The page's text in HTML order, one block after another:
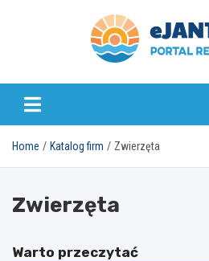
ejantar.pl
Home Katalog firm Zwierzęta
Zwierzęta
Warto przeczytać